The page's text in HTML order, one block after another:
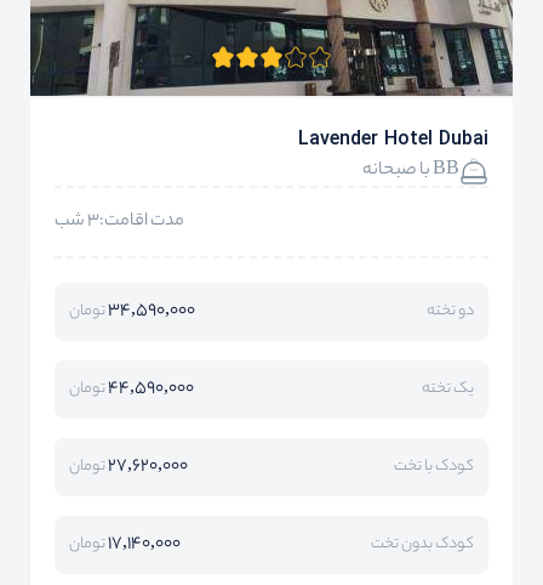
Lavender Hotel Dubai
BB با صبحانه
مدت اقامت:3 شب
دو تخته 34,590,000تومان
یک تخته 44,590,000تومان
کودک با تخت 27,620,000تومان
کودک بدون تخت 17,140,000تومان